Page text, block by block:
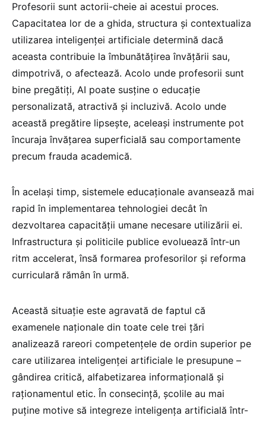
Profesorii sunt actorii-cheie ai acestui proces.
Capacitatea lor de a ghida, structura și contextualiza
utilizarea inteligenței artificiale determină dacă
aceasta contribuie la îmbunătățirea învățării sau,
dimpotrivă, o afectează. Acolo unde profesorii sunt
bine pregătiți, AI poate susține o educație
personalizată, atractivă și incluzivă. Acolo unde
această pregătire lipsește, aceleași instrumente pot
încuraja învățarea superficială sau comportamente
precum frauda academică.
În același timp, sistemele educaționale avansează mai
rapid în implementarea tehnologiei decât în
dezvoltarea capacității umane necesare utilizării ei.
Infrastructura și politicile publice evoluează într-un
ritm accelerat, însă formarea profesorilor și reforma
curriculară rămân în urmă.
Această situație este agravată de faptul că
examenele naționale din toate cele trei țări
analizează rareori competențele de ordin superior pe
care utilizarea inteligenței artificiale le presupune –
gândirea critică, alfabetizarea informațională și
raționamentul etic. În consecință, școlile au mai
puține motive să integreze inteligența artificială într-